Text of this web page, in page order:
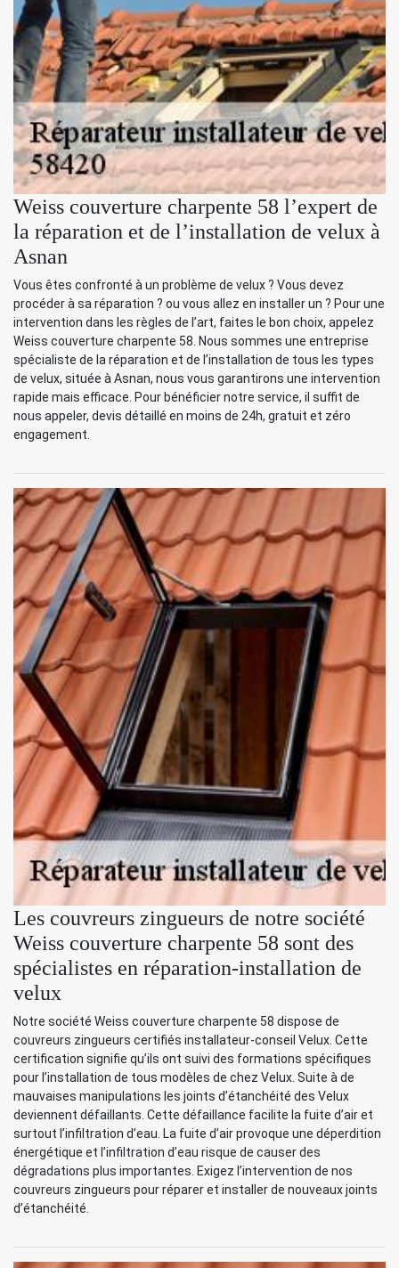
Weiss couverture charpente 58 l’expert de
la réparation et de l’installation de velux à
Asnan
Vous êtes confronté à un problème de velux ? Vous devez
procéder à sa réparation ? ou vous allez en installer un ? Pour une
intervention dans les règles de l’art, faites le bon choix, appelez
Weiss couverture charpente 58. Nous sommes une entreprise
spécialiste de la réparation et de l’installation de tous les types
de velux, située à Asnan, nous vous garantirons une intervention
rapide mais efficace. Pour bénéficier notre service, il suffit de
nous appeler, devis détaillé en moins de 24h, gratuit et zéro
engagement.
Les couvreurs zingueurs de notre société
Weiss couverture charpente 58 sont des
spécialistes en réparation-installation de
velux
Notre société Weiss couverture charpente 58 dispose de
couvreurs zingueurs certifiés installateur-conseil Velux. Cette
certification signifie qu’ils ont suivi des formations spécifiques
pour l’installation de tous modèles de chez Velux. Suite à de
mauvaises manipulations les joints d’étanchéité des Velux
deviennent défaillants. Cette défaillance facilite la fuite d’air et
surtout l’infiltration d’eau. La fuite d’air provoque une déperdition
énergétique et l’infiltration d’eau risque de causer des
dégradations plus importantes. Exigez l’intervention de nos
couvreurs zingueurs pour réparer et installer de nouveaux joints
d’étanchéité.